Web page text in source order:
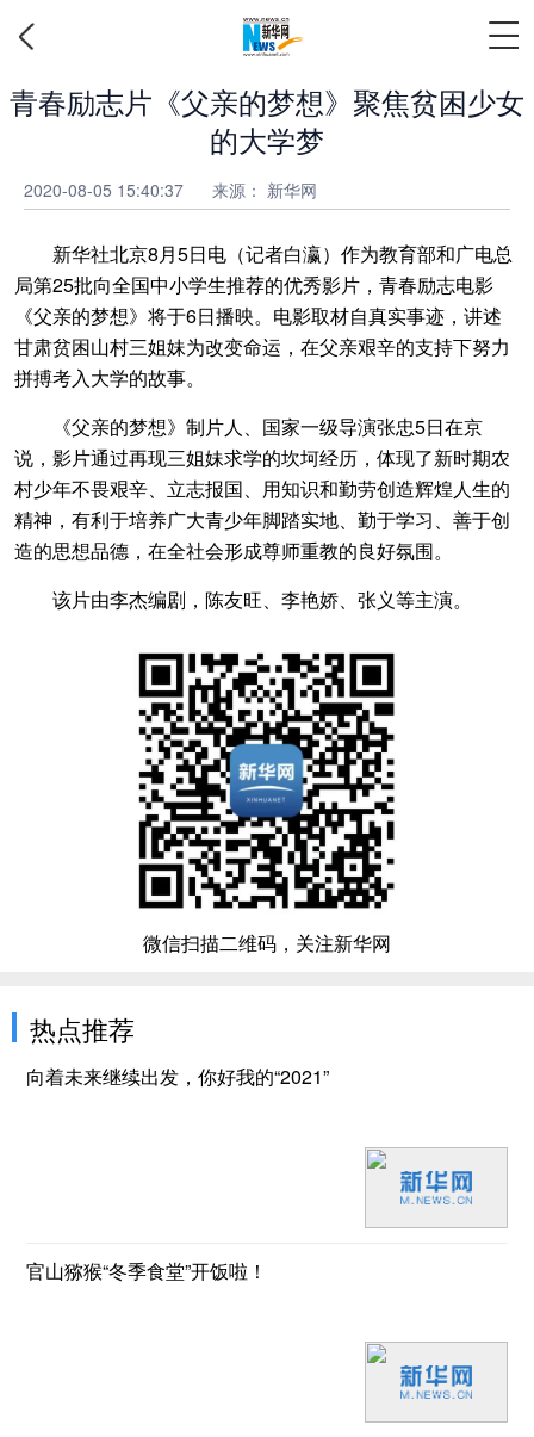
青春励志片《父亲的梦想》聚焦贫困少女
的大学梦
2020-08-05 15:40:37 来源： 新华网
新华社北京8月5日电（记者白瀛）作为教育部和广电总
局第25批向全国中小学生推荐的优秀影片，青春励志电影
《父亲的梦想》将于6日播映。电影取材自真实事迹，讲述
甘肃贫困山村三姐妹为改变命运，在父亲艰辛的支持下努力
拼搏考入大学的故事。
《父亲的梦想》制片人、国家一级导演张忠5日在京
说，影片通过再现三姐妹求学的坎坷经历，体现了新时期农
村少年不畏艰辛、立志报国、用知识和勤劳创造辉煌人生的
精神，有利于培养广大青少年脚踏实地、勤于学习、善于创
造的思想品德，在全社会形成尊师重教的良好氛围。
该片由李杰编剧，陈友旺、李艳娇、张义等主演。
微信扫描二维码，关注新华网
热点推荐
向着未来继续出发，你好我的“2021”
官山猕猴“冬季食堂”开饭啦！